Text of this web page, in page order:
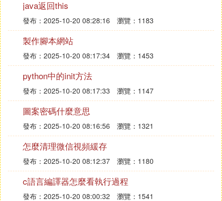
java返回this
發布：2025-10-20 08:28:16 瀏覽：1183
製作腳本網站
發布：2025-10-20 08:17:34 瀏覽：1453
python中的init方法
發布：2025-10-20 08:17:33 瀏覽：1147
圖案密碼什麼意思
發布：2025-10-20 08:16:56 瀏覽：1321
怎麼清理微信視頻緩存
發布：2025-10-20 08:12:37 瀏覽：1180
c語言編譯器怎麼看執行過程
發布：2025-10-20 08:00:32 瀏覽：1541